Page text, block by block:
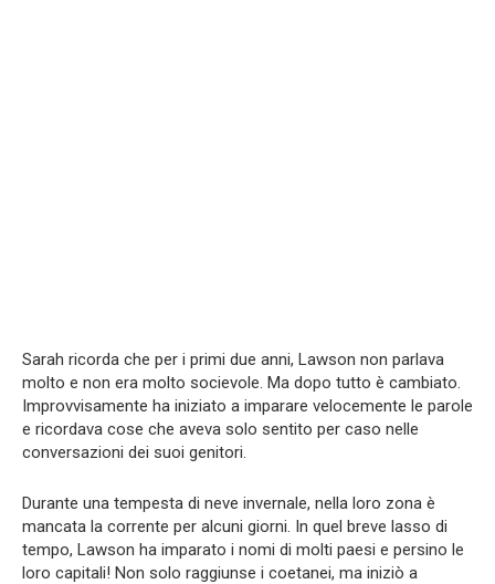
Sarah ricorda che per i primi due anni, Lawson non parlava
molto e non era molto socievole. Ma dopo tutto è cambiato.
Improvvisamente ha iniziato a imparare velocemente le parole
e ricordava cose che aveva solo sentito per caso nelle
conversazioni dei suoi genitori.
Durante una tempesta di neve invernale, nella loro zona è
mancata la corrente per alcuni giorni. In quel breve lasso di
tempo, Lawson ha imparato i nomi di molti paesi e persino le
loro capitali! Non solo raggiunse i coetanei, ma iniziò a